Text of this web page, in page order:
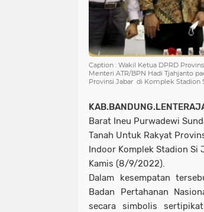
Caption : Wakil Ketua DPRD
Menteri ATR/BPN Hadi Tjahjanto
Provinsi Jabar di Komplek Stadion
Barat Ineu Purwadewi
Tanah Untuk Rakyat
Indoor Komplek Stadion Si
Kamis (8/9/2022).
Dalam kesempatan
Badan Pertahanan
secara simbolis